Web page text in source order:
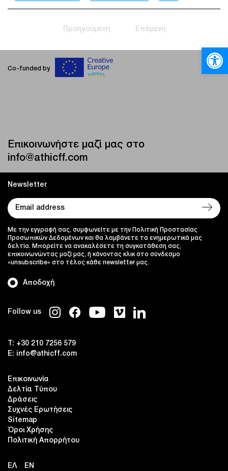
Προηγούμενη Επόμενη
Co-funded by
Επικοινωνήστε μαζί μας στο
info@athicff.com
Follow us
T: +30 210 7256 579
E:
info@athicff.com
Επικοινωνία
Δελτία Τύπου
Δράσεις
Συχνές Ερωτήσεις
Sitemap
Όροι Χρήσης
Πολιτική Απορρήτου
ΕΛ EN
Newsletter
Αποδοχή
Με την εγγραφή σας, συμφωνείτε με την Πολιτική Προστασίας
Προσωπικών Δεδομένων και θα λαμβάνετε τα ενημερωτικά μας
δελτία. Μπορείτε να ανακαλέσετε τη συγκατάθεση σας,
επικοινωνώντας μαζί μας, ή κάνοντας κλικ στο σύνδεσμο
«unsubscribe» στο τέλος κάθε newsletter μας.